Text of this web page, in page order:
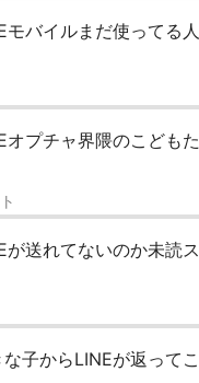
モバイルまだ使ってる
オプチャ界隈のこども
が送れてないのか未読
子からLINEが返って